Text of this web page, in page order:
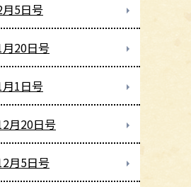
5日号
20日号
1日号
月20日号
月5日号